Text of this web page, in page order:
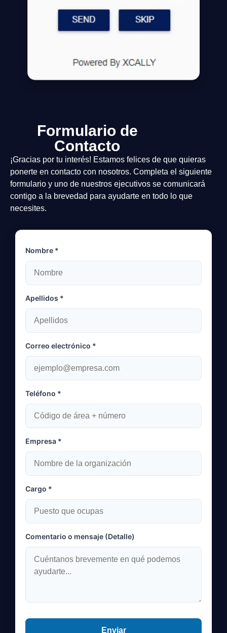
Formulario de
Contacto
¡Gracias por tu interés! Estamos felices de que quieras
ponerte en contacto con nosotros. Completa el siguiente
formulario y uno de nuestros ejecutivos se comunicará
contigo a la brevedad para ayudarte en todo lo que
necesites.
Nombre *
Apellidos *
Correo electrónico *
Teléfono *
Empresa *
Cargo *
Comentario o mensaje (Detalle)